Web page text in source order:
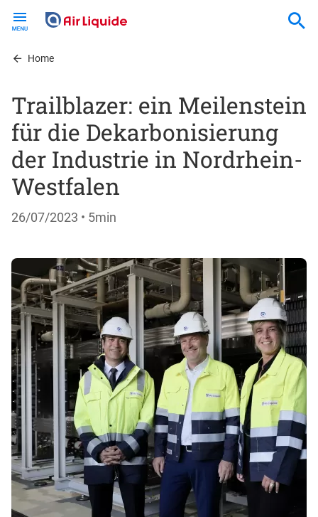
contentHome
Trailblazer: ein Meilenstein
für die Dekarbonisierung
der Industrie in Nordrhein-
Westfalen
26/07/2023 • 5min